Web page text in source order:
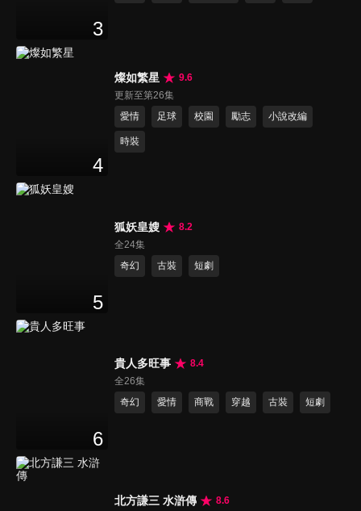
3
4
燦如繁星
9.6
更新至第26集
愛情
足球 校園 勵志 小說改編
時裝
5
狐妖皇嫂
8.2
全24集
奇幻
古裝 短劇
6
貴人多旺事
8.4
全26集
奇幻
愛情 商戰 穿越 古裝 短劇
北方謙三 水滸傳
8.6